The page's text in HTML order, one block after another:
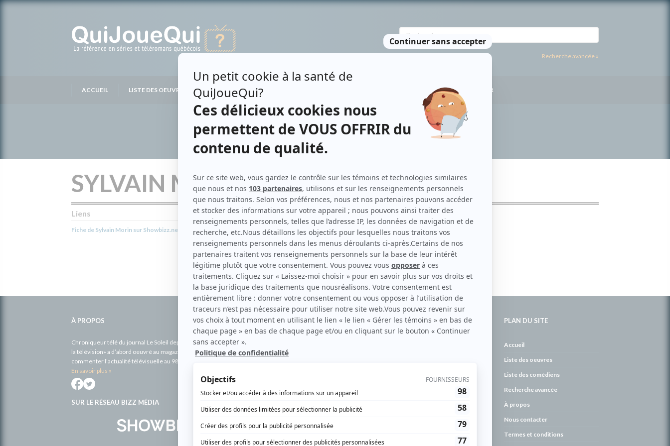
Recherche avancée »
ACCUEIL LISTE DES OEUVRES LISTE DES PERSONNES NOUS CONTACTER
SYLVAIN MORIN
Liens
Fiche de Sylvain Morin sur Showbizz.net
Personnages
Moi et l'autre... II (Le photographe)
À PROPOS
Chroniqueur télé du journal Le Soleil depuis 2001, Richard Therrien carbure à son petit écran. Celui qu’on surnomme parfois «l’encyclopédie de
la télévision» a d’abord oeuvré au magazine TV Hebdo de 1996 à 2001. Sa spécialité: la télé québécoise. On peut l’entendre régulièrement
commenter l’actualité télévisuelle au 98,5.
En savoir plus »
SUR LE RÉSEAU BIZZ MÉDIA
PLAN DU SITE
Accueil
Liste des oeuvres
Liste des comédiens
Recherche avancée
À propos
Nous contacter
Termes et conditions